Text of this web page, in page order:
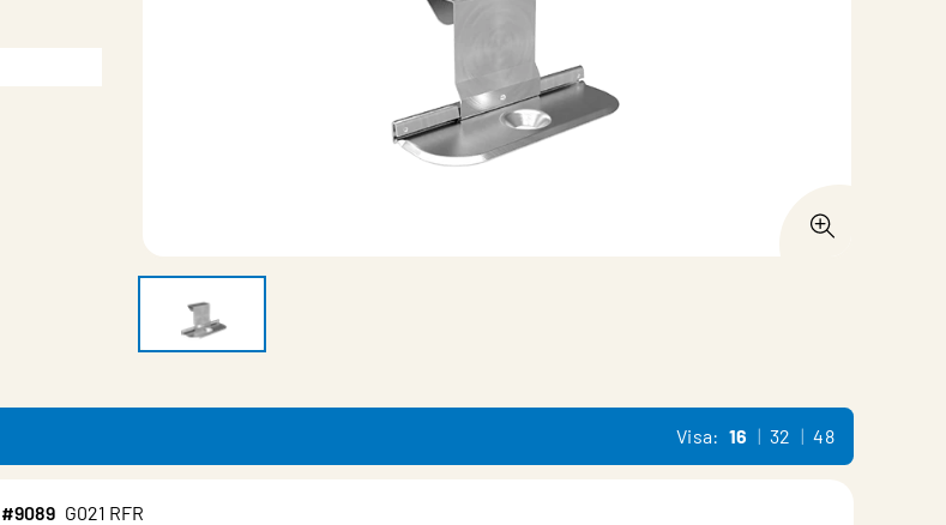
Visa: 16 32 48
#9089 G021 RFR